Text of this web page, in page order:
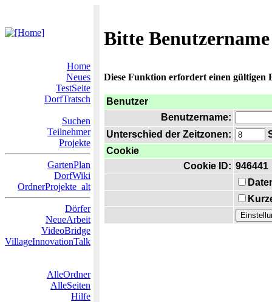
Bitte
Home
Neues
TestSeite
DorfTratsch
Suchen
Teilnehmer
Projekte
GartenPlan
DorfWiki
OrdnerProjekte_alt
Dörfer
NeueArbeit
VideoBridge
VillageInnovationTalk
AlleOrdner
AlleSeiten
Hilfe
Diese Funktion erfordert einen gültigen
Benutzer
Benutzername:
Unterschied der Zeitzonen:
Cookie
Cookie ID: 946441